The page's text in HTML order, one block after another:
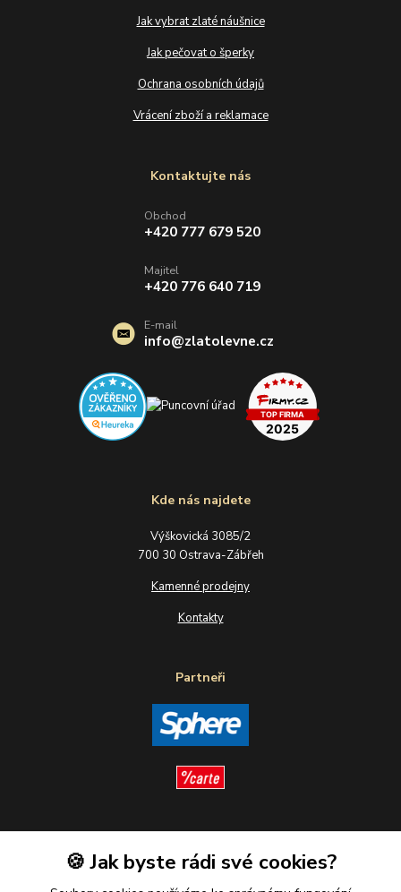
Jak vybrat zlaté náušnice
Jak pečovat o šperky
Ochrana osobních údajů
Vrácení zboží a reklamace
Kde nás najdete
Výškovická 3085/2
700 30 Ostrava-Zábřeh
Kamenné prodejny
Kontakty
Partneři
Kontaktujte nás
Obchod
+420 777 679 520
Majitel
+420 776 640 719
E-mail
info@zlatolevne.cz
🍪 Jak byste rádi své cookies?